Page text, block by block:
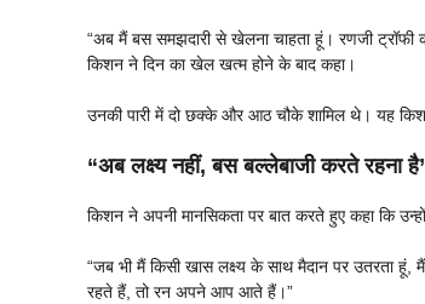
“अब मैं बस समझदारी से खेलना चाहता हूं। रणजी
किशन ने दिन का खेल खत्म होने के बाद कहा।
उनकी पारी में दो छक्के और आठ चौके शामिल थे। यह
“अब लक्ष्य नहीं, बस बल्लेबाजी करते रहना
किशन ने अपनी मानसिकता पर बात करते हुए कहा कि
“जब भी मैं किसी खास लक्ष्य के साथ मैदान पर उतरता
रहते हैं, तो रन अपने आप आते हैं।”